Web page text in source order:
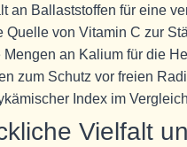
an Ballaststoffen für eine
Quelle von Vitamin C zur
Mengen an Kalium für die
zum Schutz vor freien
Index im
Vielfalt